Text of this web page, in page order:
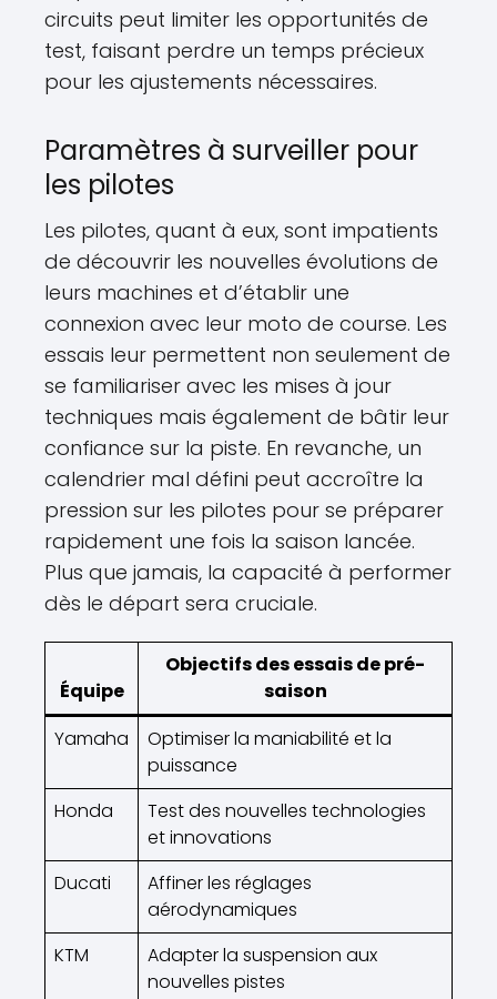
circuits peut limiter les opportunités de
test, faisant perdre un temps précieux
pour les ajustements nécessaires.
Paramètres à surveiller pour
les pilotes
Les pilotes, quant à eux, sont impatients
de découvrir les nouvelles évolutions de
leurs machines et d’établir une
connexion avec leur moto de course. Les
essais leur permettent non seulement de
se familiariser avec les mises à jour
techniques mais également de bâtir leur
confiance sur la piste. En revanche, un
calendrier mal défini peut accroître la
pression sur les pilotes pour se préparer
rapidement une fois la saison lancée.
Plus que jamais, la capacité à performer
dès le départ sera cruciale.
Équipe
Objectifs des essais de pré-
saison
Yamaha
Optimiser la maniabilité et la
puissance
Honda
Test des nouvelles technologies
et innovations
Ducati
Affiner les réglages
aérodynamiques
KTM
Adapter la suspension aux
nouvelles pistes